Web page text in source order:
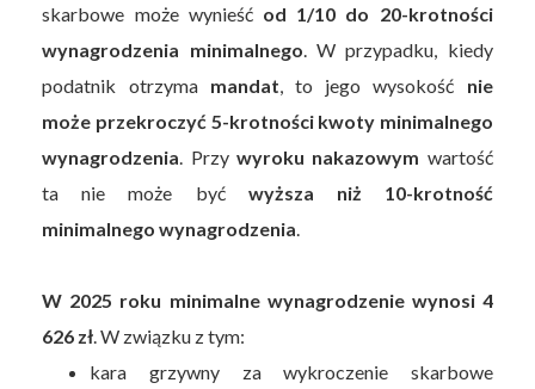
skarbowe może wynieść od 1/10 do 20-krotności
wynagrodzenia minimalnego. W przypadku, kiedy
podatnik otrzyma mandat, to jego wysokość nie
może przekroczyć 5-krotności kwoty minimalnego
wynagrodzenia. Przy wyroku nakazowym wartość
ta nie może być wyższa niż 10-krotność
minimalnego wynagrodzenia.
W 2025 roku minimalne wynagrodzenie wynosi 4
626 zł. W związku z tym:
kara grzywny za wykroczenie skarbowe